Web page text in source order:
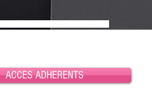
ACCES ADHERENTS